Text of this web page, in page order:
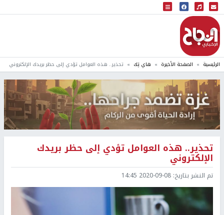
البث المباشر
إذاعة النجاح
الرئيسية الصفحة الأخيرة هاي تِك تحذير.. هذه العوامل تؤدي إلى حظر بريدك الإلكتروني
تحذير.. هذه العوامل تؤدي إلى حظر بريدك
الإلكتروني
تم النشر بتاريخ: 2020-09-08 14:45